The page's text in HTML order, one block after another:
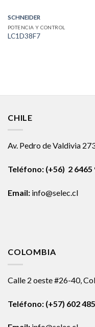
SCHNEIDER
POTENCIA Y CONTROL
LC1D38F7
CHILE
Av. Pedro de Valdivia
Teléfono: (+56) 2 6465
Email: info@selec.cl
COLOMBIA
Calle 2 oeste #26-40,
Teléfono: (+57) 602